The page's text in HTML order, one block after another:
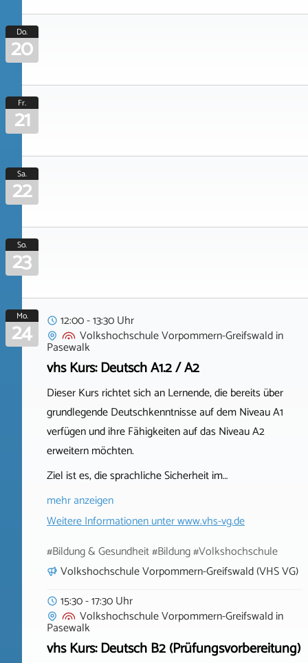
Do.
20
Fr.
21
Sa.
22
So.
23
Mo.
24
12:00 - 13:30 Uhr
Volkshochschule Vorpommern-Greifswaldin
Pasewalk
vhs Kurs: Deutsch A1.2 / A2
Dieser Kurs richtet sich an Lernende, die bereits über
grundlegende Deutschkenntnisse auf dem Niveau A1
verfügen und ihre Fähigkeiten auf das Niveau A2
erweitern möchten.
Ziel ist es, die sprachliche Sicherheit im…
mehr anzeigen
Weitere Informationen unterwww.vhs-vg.de
#Bildung & Gesundheit #Bildung #Volkshochschule
Volkshochschule Vorpommern-Greifswald (VHS VG)
15:30 - 17:30 Uhr
Volkshochschule Vorpommern-Greifswaldin
Pasewalk
vhs Kurs: Deutsch B2 (Prüfungsvorbereitung)